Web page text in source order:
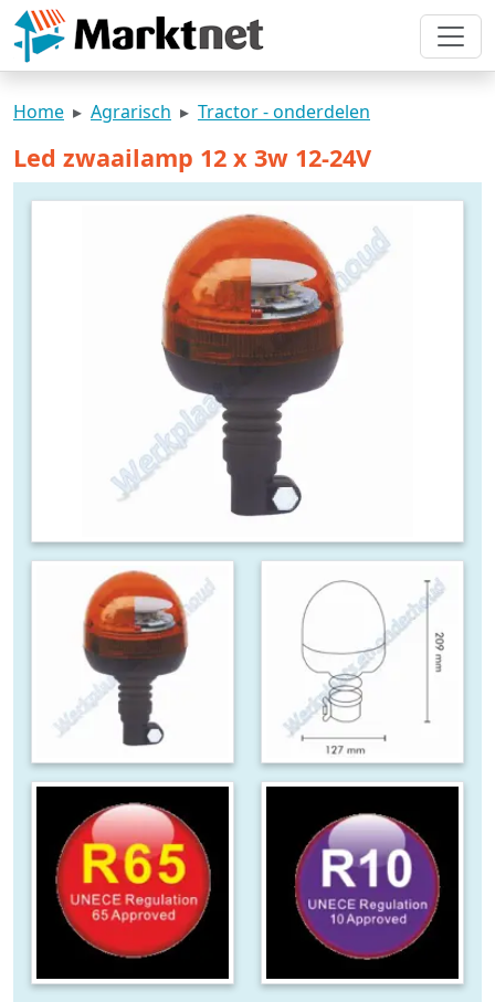
Home Agrarisch Tractor - onderdelen
Led zwaailamp 12 x 3w 12-24V